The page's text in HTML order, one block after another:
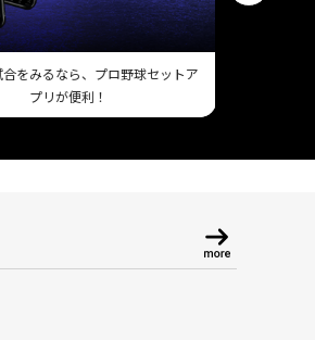
合をみるなら、プロ野球セットア
プリが便利！